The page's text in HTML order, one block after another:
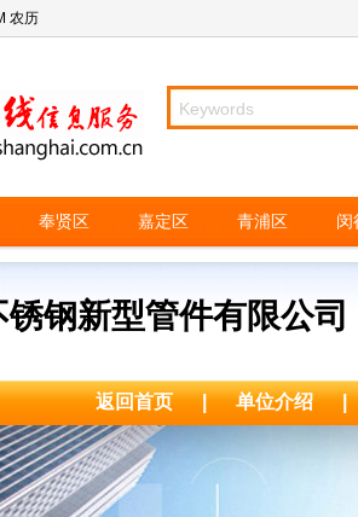
农历
奉贤区 嘉定区 青浦区 闵
钢新型管件有限公司
返回首页 | 单位介绍 |